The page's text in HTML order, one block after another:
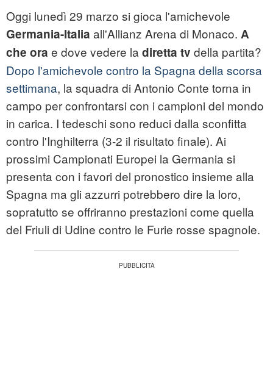
Oggi lunedì 29 marzo si gioca l'amichevole
Germania-Italia all'Allianz Arena di Monaco. A
che ora e dove vedere la diretta tv della partita?
Dopo l'amichevole contro la Spagna della scorsa
settimana, la squadra di Antonio Conte torna in
campo per confrontarsi con i campioni del mondo
in carica. I tedeschi sono reduci dalla sconfitta
contro l'Inghilterra (3-2 il risultato finale). Ai
prossimi Campionati Europei la Germania si
presenta con i favori del pronostico insieme alla
Spagna ma gli azzurri potrebbero dire la loro,
sopratutto se offriranno prestazioni come quella
del Friuli di Udine contro le Furie rosse spagnole.